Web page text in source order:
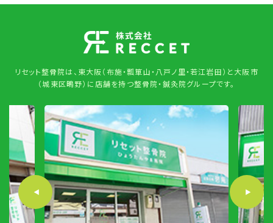
リセット整骨院は、東大阪（布施・瓢箪山・八戸ノ里・若江岩田）と大阪市
（城東区鴫野）に店舗を持つ整骨院・鍼灸院グループです。